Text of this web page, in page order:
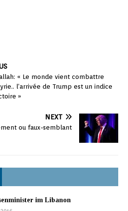
« Le monde vient combattre
l’arrivée de Trump est un indice
»
NEXT
ou faux-semblant
im Libanon